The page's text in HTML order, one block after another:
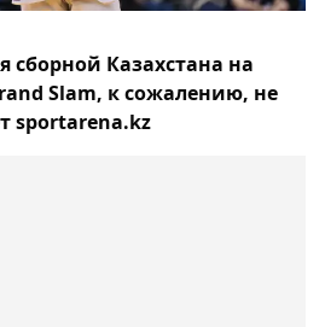
сборной Казахстана на
Slam, к сожалению, не
sportarena.kz